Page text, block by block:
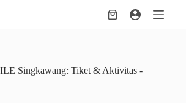
Shopping
Singkawang: Tiket & Aktivitas -